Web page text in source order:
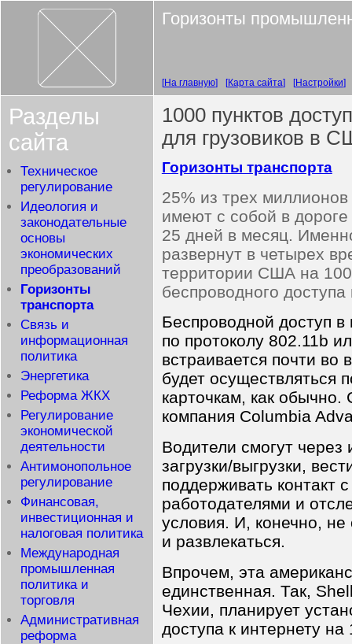
Горизонты
На главную Карта сайта Настройки
Разделы
сайта
Техническое
регулирование
Идеология и
законодательные
основы
экономических
преобразований
Горизонты
транспорта
Связь и
информационная
политика
Энергетика
Реформа ЖКХ
Регулирование
экономической
деятельности
Антимонопольное
регулирование
Финансовая,
инвестиционная и
налоговая политика
Международная
промышленная
политика и
торговля
Административная
реформа
1000 пунктов
для грузовиков в
Горизонты транспорта
25% из трех
имеют с собой в дороге
25 дней в месяц.
развернут в четырех
территории США на
беспроводного доступа
Беспроводной доступ в
по протоколу 802.11b
встраивается почти во
будет осуществляться
карточкам, как обычно.
компания Columbia
Водители смогут через
загрузки/выгрузки,
поддерживать контакт
работодателями и
условия. И, конечно, не
и развлекаться.
Впрочем, эта
единственная. Так,
Чехии, планирует
доступа к интернету на